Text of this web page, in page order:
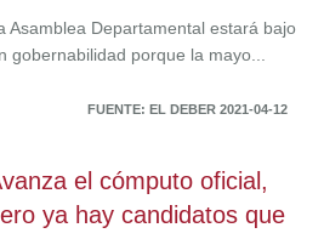
Asamblea Departamental estará bajo
gobernabilidad porque la mayo...
FUENTE: EL DEBER 2021-04-12
el cómputo oficial,
ya hay candidatos que